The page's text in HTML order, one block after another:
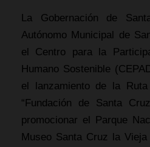
La Gobernación de
Autónomo Municipal de
el Centro para la
Humano Sostenible
el lanzamiento de la
“Fundación de Santa
promocionar el Parque
Museo Santa Cruz la